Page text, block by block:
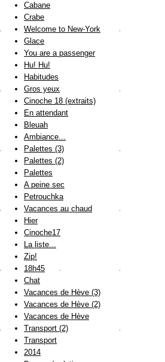
Cabane
Crabe
Welcome to New-York
Glace
You are a passenger
Hu! Hu!
Habitudes
Gros yeux
Cinoche 18 (extraits)
En attendant
Bleuah
Ambiance...
Palettes (3)
Palettes (2)
Palettes
A peine sec
Petrouchka
Vacances au chaud
Hier
Cinoche17
La liste...
Zip!
18h45
Chat
Vacances de Hève (3)
Vacances de Hève (2)
Vacances de Hève
Transport (2)
Transport
2014